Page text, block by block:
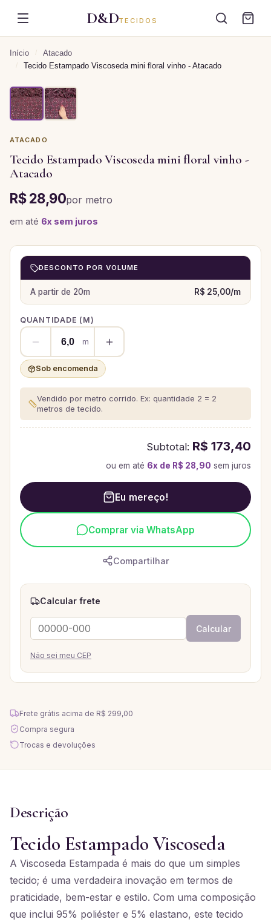
D&DTECIDOS
Início / Atacado
/ Tecido Estampado Viscoseda mini floral vinho - Atacado
ATACADO
Tecido Estampado Viscoseda mini floral vinho -
Atacado
R$ 28,90por metro
em até 6x sem juros
DESCONTO POR VOLUME
A partir de 20m R$ 25,00/m
QUANTIDADE ( M)
m
Sob encomenda
Vendido por metro corrido. Ex: quantidade 2 = 2
metros de tecido.
Subtotal: R$ 173,40
ou em até 6x de R$ 28,90 sem juros
Eu mereço!
Comprar via WhatsApp
Compartilhar
Calcular frete
Calcular
Não sei meu CEP
Frete grátis acima de R$ 299,00
Compra segura
Trocas e devoluções
Descrição
Tecido Estampado Viscoseda
A Viscoseda Estampada é mais do que um simples
tecido; é uma verdadeira inovação em termos de
praticidade, bem-estar e estilo. Com uma composição
que inclui 95% poliéster e 5% elastano, este tecido